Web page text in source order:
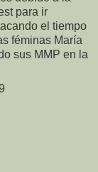
para ir
el tiempo
féminas María
sus MMP en la